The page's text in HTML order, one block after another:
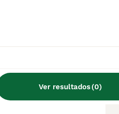
Ver resultados(0)
que garanticen la
opciones antes
Munchkin?